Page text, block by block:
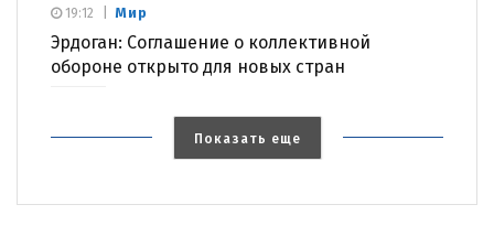
Мир
Эрдоган: Соглашение о коллективной
обороне открыто для новых стран
19:12
Показать еще